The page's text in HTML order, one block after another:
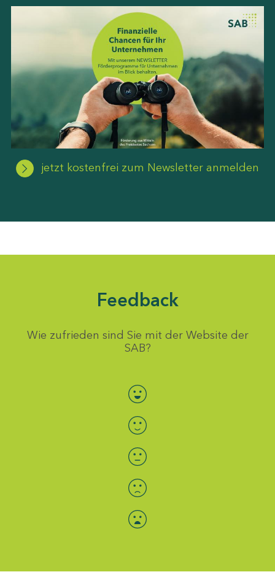
jetzt kostenfrei zum Newsletter anmelden
Feedback
Wie zufrieden sind Sie mit der Website der
SAB?
Bewertung auswählen